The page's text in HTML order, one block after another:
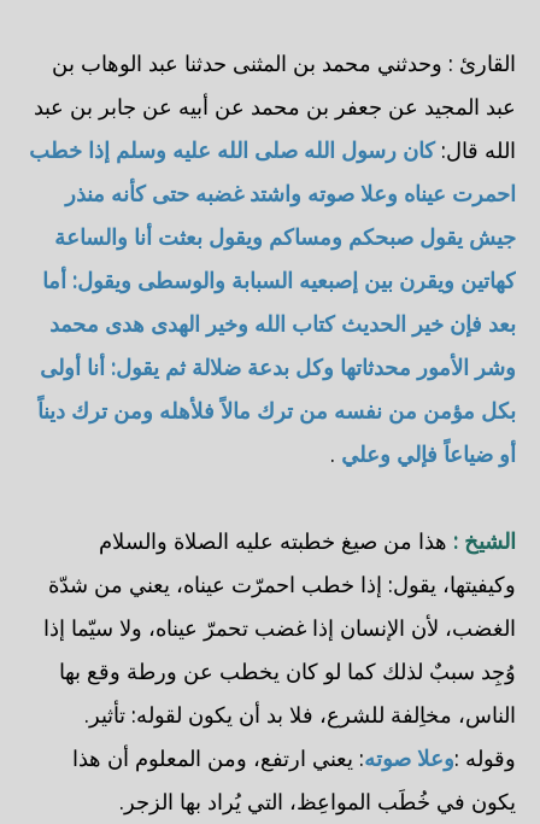
القارئ : وحدثني محمد بن المثنى حدثنا عبد الوهاب بن
عبد المجيد عن جعفر بن محمد عن أبيه عن جابر بن عبد
الله قال:كان رسول الله صلى الله عليه وسلم إذا خطب
احمرت عيناه وعلا صوته واشتد غضبه حتى كأنه منذر
جيش يقول صبحكم ومساكم ويقول بعثت أنا والساعة
كهاتين ويقرن بين إصبعيه السبابة والوسطى ويقول: أما
بعد فإن خير الحديث كتاب الله وخير الهدى هدى محمد
وشر الأمور محدثاتها وكل بدعة ضلالة ثم يقول: أنا أولى
بكل مؤمن من نفسه من ترك مالاً فلأهله ومن ترك ديناً
أو ضياعاً فإلي وعلي .
الشيخ : هذا من صيغ خطبته عليه الصلاة والسلام
وكيفيتها، يقول: إذا خطب احمرّت عيناه، يعني من شدّة
الغضب، لأن الإنسان إذا غضب تحمرّ عيناه، ولا سيّما إذا
وُجِد سببٌ لذلك كما لو كان يخطب عن ورطة وقع بها
الناس، مخاِلفة للشرع، فلا بد أن يكون لقوله: تأثير.
وقوله :وعلا صوته: يعني ارتفع، ومن المعلوم أن هذا
يكون في خُطَب المواعِظ، التي يُراد بها الزجر.